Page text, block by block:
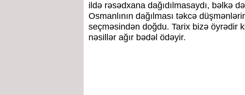
ildə rəsədxana dağıdılmasaydı, bəlkə
Osmanlının dağılması təkcə
seçməsindən doğdu. Tarix bizə öyrədir
nəsillər ağır bədəl ödəyir.